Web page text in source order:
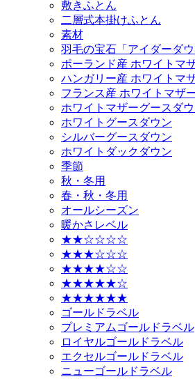
敷きふとん
二層式本掛けふとん
素材
羽毛の宝石「アイダーダウ
ポーランド産 ホワイトマ
ハンガリー産 ホワイトマ
フランス産 ホワイトマザ
ホワイトマザーグースダ
ホワイトグースダウン
シルバーグースダウン
ホワイトダックダウン
季節
秋・冬用
春・秋・冬用
オールシーズン
暖かさレベル
★★☆☆☆☆
★★★☆☆☆
★★★★☆☆
★★★★★☆
★★★★★★
ゴールドラベル
プレミアムゴールドラベル
ロイヤルゴールドラベル
エクセルゴールドラベル
ニューゴールドラベル